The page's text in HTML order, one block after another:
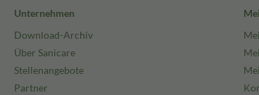
Unternehmen
Download-Archiv
Über Sanicare
Stellenangebote
Partner